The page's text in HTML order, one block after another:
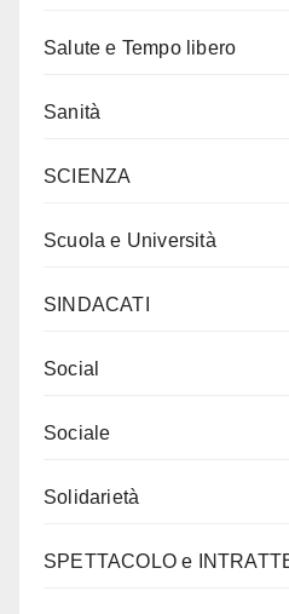
Salute e Tempo libero
Sanità
SCIENZA
Scuola e Università
SINDACATI
Social
Sociale
Solidarietà
SPETTACOLO e